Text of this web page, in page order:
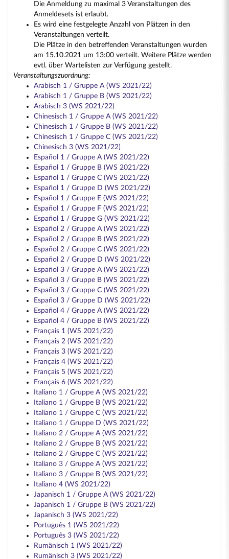
Die Anmeldung zu maximal 3 Veranstaltungen des
Anmeldesets ist erlaubt.
Es wird eine festgelegte Anzahl von Plätzen in den
Veranstaltungen verteilt.
Die Plätze in den betreffenden Veranstaltungen wurden
am 15.10.2021 um 13:00 verteilt. Weitere Plätze werden
evtl. über Wartelisten zur Verfügung gestellt.
Veranstaltungszuordnung:
Arabisch 1 / Gruppe A (WS 2021/22)
Arabisch 1 / Gruppe B (WS 2021/22)
Arabisch 3 (WS 2021/22)
Chinesisch 1 / Gruppe A (WS 2021/22)
Chinesisch 1 / Gruppe B (WS 2021/22)
Chinesisch 1 / Gruppe C (WS 2021/22)
Chinesisch 3 (WS 2021/22)
Español 1 / Gruppe A (WS 2021/22)
Español 1 / Gruppe B (WS 2021/22)
Español 1 / Gruppe C (WS 2021/22)
Español 1 / Gruppe D (WS 2021/22)
Español 1 / Gruppe E (WS 2021/22)
Español 1 / Gruppe F (WS 2021/22)
Español 1 / Gruppe G (WS 2021/22)
Español 2 / Gruppe A (WS 2021/22)
Español 2 / Gruppe B (WS 2021/22)
Español 2 / Gruppe C (WS 2021/22)
Español 2 / Gruppe D (WS 2021/22)
Español 3 / Gruppe A (WS 2021/22)
Español 3 / Gruppe B (WS 2021/22)
Español 3 / Gruppe C (WS 2021/22)
Español 3 / Gruppe D (WS 2021/22)
Español 4 / Gruppe A (WS 2021/22)
Español 4 / Gruppe B (WS 2021/22)
Français 1 (WS 2021/22)
Français 2 (WS 2021/22)
Français 3 (WS 2021/22)
Français 4 (WS 2021/22)
Français 5 (WS 2021/22)
Français 6 (WS 2021/22)
Italiano 1 / Gruppe A (WS 2021/22)
Italiano 1 / Gruppe B (WS 2021/22)
Italiano 1 / Gruppe C (WS 2021/22)
Italiano 1 / Gruppe D (WS 2021/22)
Italiano 2 / Gruppe A (WS 2021/22)
Italiano 2 / Gruppe B (WS 2021/22)
Italiano 2 / Gruppe C (WS 2021/22)
Italiano 3 / Gruppe A (WS 2021/22)
Italiano 3 / Gruppe B (WS 2021/22)
Italiano 4 (WS 2021/22)
Japanisch 1 / Gruppe A (WS 2021/22)
Japanisch 1 / Gruppe B (WS 2021/22)
Japanisch 3 (WS 2021/22)
Português 1 (WS 2021/22)
Português 3 (WS 2021/22)
Rumänisch 1 (WS 2021/22)
Rumänisch 3 (WS 2021/22)